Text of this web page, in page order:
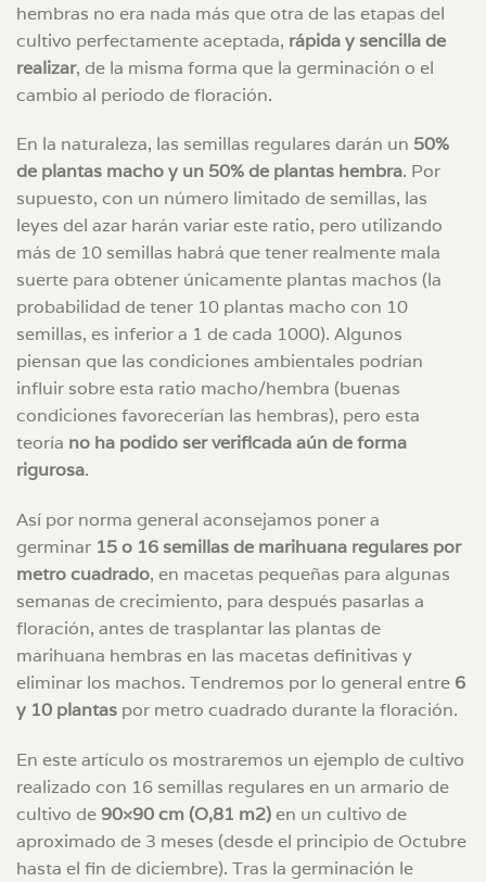
hembras no era nada más que otra de las etapas del
cultivo perfectamente aceptada, rápida y sencilla de
realizar, de la misma forma que la germinación o el
cambio al periodo de floración.
En la naturaleza, las semillas regulares darán un 50%
de plantas macho y un 50% de plantas hembra. Por
supuesto, con un número limitado de semillas, las
leyes del azar harán variar este ratio, pero utilizando
más de 10 semillas habrá que tener realmente mala
suerte para obtener únicamente plantas machos (la
probabilidad de tener 10 plantas macho con 10
semillas, es inferior a 1 de cada 1000). Algunos
piensan que las condiciones ambientales podrían
influir sobre esta ratio macho/hembra (buenas
condiciones favorecerían las hembras), pero esta
teoría no ha podido ser verificada aún de forma
rigurosa.
Así por norma general aconsejamos poner a
germinar 15 o 16 semillas de marihuana regulares por
metro cuadrado, en macetas pequeñas para algunas
semanas de crecimiento, para después pasarlas a
floración, antes de trasplantar las plantas de
marihuana hembras en las macetas definitivas y
eliminar los machos. Tendremos por lo general entre 6
y 10 plantas por metro cuadrado durante la floración.
En este artículo os mostraremos un ejemplo de cultivo
realizado con 16 semillas regulares en un armario de
cultivo de90×90 cm (O,81 m2) en un cultivo de
aproximado de 3 meses (desde el principio de Octubre
hasta el fin de diciembre). Tras la germinación le